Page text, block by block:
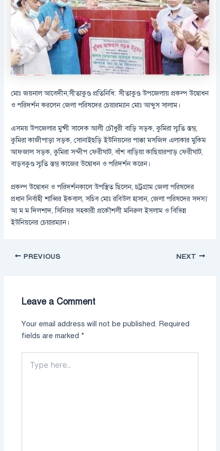
মোঃ জয়নাল আবেদীন,সীতাকুণ্ড প্রতিনিধি: সীতাকুণ্ড উপজেলায় প্রকল্প উদ্বোধন
ও পরিদর্শন করলেন জেলা পরিষদের চেয়ারম্যান মোঃ আব্দুস সালাম।
এসময় উপজেলার মুন্সী সাদেক আলী চৌধুরী বাড়ি সড়ক, কুমিরা স্মৃতি স্তম্ভ,
কুমিরা কাজীপাড়া সড়ক, সোনাইছড়ি ইউনিয়নের পাক্কা মসজিদ এলাকার মুকিম
আফজাল সড়ক, কুমিরা সন্দীপ ফেরীঘাট, বাঁশ বাড়িয়া কাছিয়ারপাড় ফেরীঘাট,
বাড়বকুণ্ড স্মৃতি স্তম্ভ কাজের উদ্বোধন ও পরিদর্শন করেন।
প্রকল্প উদ্বোধন ও পরিদর্শনকালে উপস্থিত ছিলেন, চট্রগ্রাম জেলা পরিষদের
প্রধান নির্বাহী শাব্বির ইকবাল, সচিব মোঃ রবিউল হাসান, জেলা পরিষদের সদস্য
আ ম ম দিলশাদ, সিনিয়র সহকারী প্রকৌশলী মনিরুল ইসলাম ও বিভিন্ন
ইউনিয়নের চেয়ারম্যান।
PREVIOUS NEXT
Leave a Comment
Your email address will not be published. Required
fields are marked *
here..